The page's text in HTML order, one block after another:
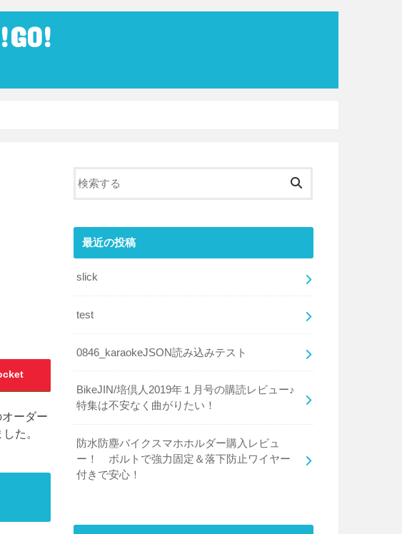
ーダー
た。
最近の投稿
slick
test
0846_karaokeJSON読み込みテスト
BikeJIN/培倶人2019年１月号の購読レビュー♪
特集は不安なく曲がりたい！
防水防塵バイクスマホホルダー購入レビュ
ー！ ボルトで強力固定＆落下防止ワイヤー
付きで安心！